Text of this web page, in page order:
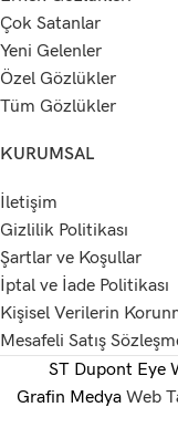
Çok Satanlar
Yeni Gelenler
Özel Gözlükler
Tüm Gözlükler
KURUMSAL
İletişim
Gizlilik Politikası
Şartlar ve Koşullar
İptal ve İade Politikası
Kişisel Verilerin
Mesafeli Satış
ST Dupont Eye
Grafin Medya Web